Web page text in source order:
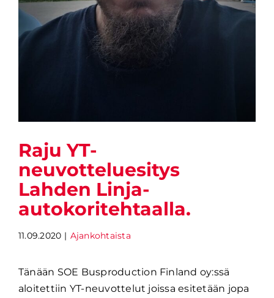
Raju YT-
neuvotteluesitys
Lahden Linja-
autokoritehtaalla.
11.09.2020 | Ajankohtaista
Tänään SOE Busproduction Finland oy:ssä
aloitettiin YT-neuvottelut joissa esitetään jopa